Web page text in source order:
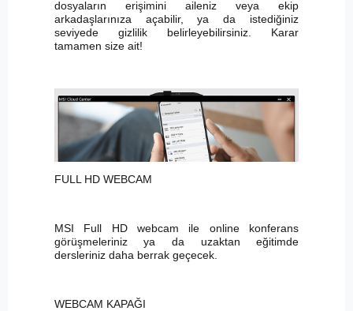
dosyaların erişimini aileniz veya ekip
arkadaşlarınıza açabilir, ya da istediğiniz
seviyede gizlilik belirleyebilirsiniz. Karar
tamamen size ait!
FULL HD WEBCAM
MSI Full HD webcam ile online konferans
görüşmeleriniz ya da uzaktan eğitimde
dersleriniz daha berrak geçecek.
WEBCAM KAPAĞI